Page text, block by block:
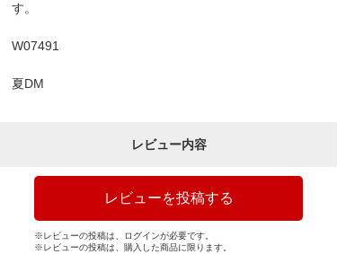
す。
W07491
夏DM
レビュー内容
レビューを投稿する
※レビューの投稿は、ログインが必要です。
※レビューの投稿は、購入した商品に限ります。